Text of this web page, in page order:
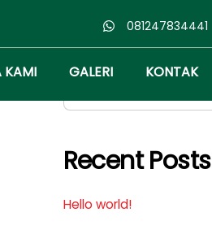
081247834441
KAMI GALERI KONTAK
Cari
Recent Posts
Hello world!